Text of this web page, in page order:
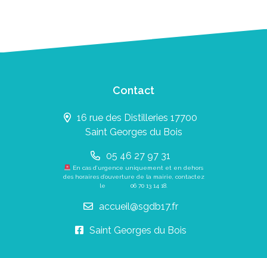
Contact
16 rue des Distilleries 17700
Saint Georges du Bois
05 46 27 97 31
En cas d’urgence uniquement et en dehors
des horaires d’ouverture de la mairie, contactez
le 06 70 13 14 18
accueil@sgdb17.fr
Saint Georges du Bois